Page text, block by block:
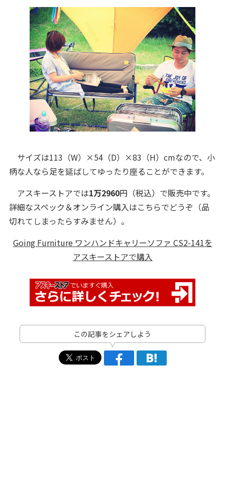
サイズは113（W）×54（D）×83（H）cmなので、小
柄な人なら足を延ばしてゆったり座ることができます。
アスキーストアでは1万2960円（税込）で販売中です。
詳細なスペック＆オンライン購入はこちらでどうぞ（品
切れてしまったらすみません）。
Going Furniture ワンハンドキャリーソファ CS2-141を
アスキーストアで購入
この記事をシェアしよう